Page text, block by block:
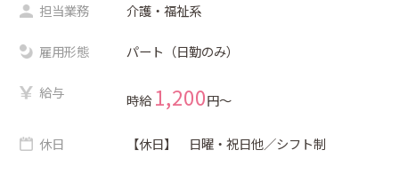
担当業務 介護・福祉系
雇用形態 パート（日勤のみ）
給与 時給 1,200円〜
休日 【休日】 日曜・祝日他／シフト制